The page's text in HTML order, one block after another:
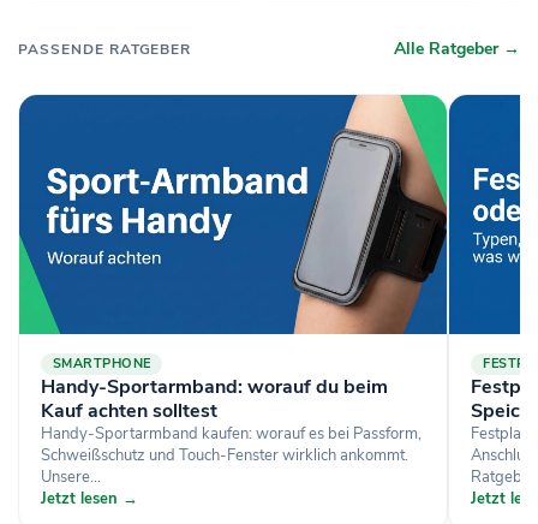
PASSENDE RATGEBER Alle Ratgeber →
SMARTPHONE
Handy-Sportarmband: worauf du beim
Kauf achten solltest
Handy-Sportarmband kaufen: worauf es bei Passform,
Schweißschutz und Touch-Fenster wirklich ankommt.
Unsere...
Jetzt lesen →
Jetzt